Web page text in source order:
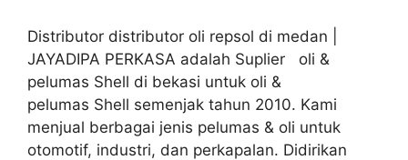
Distributor distributor oli repsol di medan |
JAYADIPA PERKASA adalah Suplier oli &
pelumas Shell di bekasi untuk oli &
pelumas Shell semenjak tahun 2010. Kami
menjual berbagai jenis pelumas & oli untuk
otomotif, industri, dan perkapalan. Didirikan